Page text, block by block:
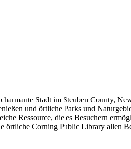
Stadt im Steuben County,
und örtliche Parks und
Ressource, die es Besuchern
örtliche Corning Public Library allen